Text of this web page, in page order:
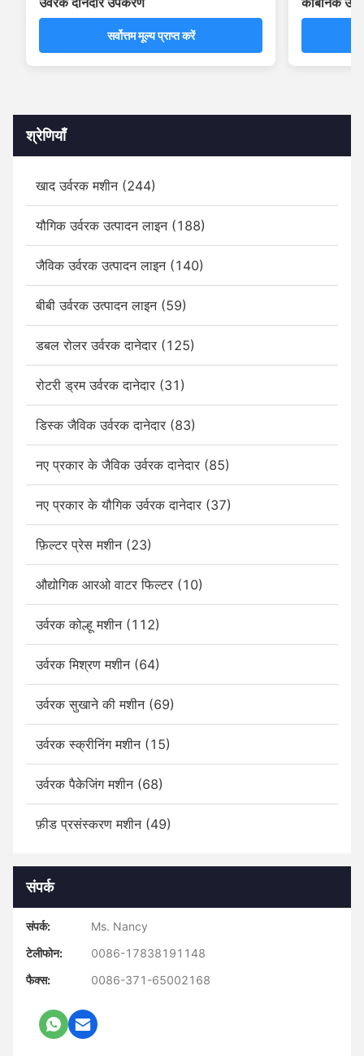
सर्वोत्तम मूल्य प्राप्त करें
श्रेणियाँ
खाद उर्वरक मशीन (244)
यौगिक उर्वरक उत्पादन लाइन (188)
जैविक उर्वरक उत्पादन लाइन (140)
बीबी उर्वरक उत्पादन लाइन (59)
डबल रोलर उर्वरक दानेदार (125)
रोटरी ड्रम उर्वरक दानेदार (31)
डिस्क जैविक उर्वरक दानेदार (83)
नए प्रकार के जैविक उर्वरक दानेदार (85)
नए प्रकार के यौगिक उर्वरक दानेदार (37)
फ़िल्टर प्रेस मशीन (23)
औद्योगिक आरओ वाटर फिल्टर (10)
उर्वरक कोल्हू मशीन (112)
उर्वरक मिश्रण मशीन (64)
उर्वरक सुखाने की मशीन (69)
उर्वरक स्क्रीनिंग मशीन (15)
उर्वरक पैकेजिंग मशीन (68)
फ़ीड प्रसंस्करण मशीन (49)
संपर्क
संपर्क:
Ms. Nancy
टेलीफोन:
0086-17838191148
फैक्स:
0086-371-65002168